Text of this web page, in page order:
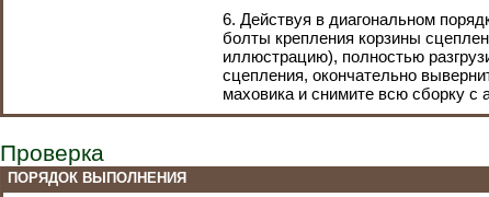
6. Действуя в диагональном
болты крепления корзины
иллюстрацию), полностью
сцепления, окончательно
маховика и снимите всю сборку с
Проверка
ПОРЯДОК ВЫПОЛНЕНИЯ